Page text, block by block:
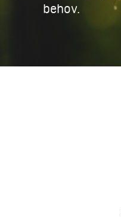
behov.